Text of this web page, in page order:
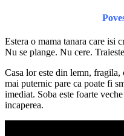
Estera o mama tanara care isi
Nu se plange. Nu cere.
Casa lor este din lemn,
mai puternic pare ca poate fi
imediat. Soba este foarte
incaperea.